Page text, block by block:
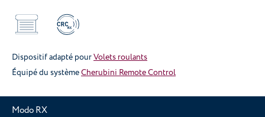
Dispositif adapté pourVolets roulants
Équipé du systèmeCherubini Remote Control
Modo RX